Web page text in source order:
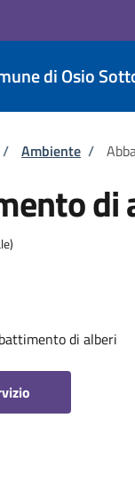
di Osio
pane
/ Ambiente /
di
di alberi